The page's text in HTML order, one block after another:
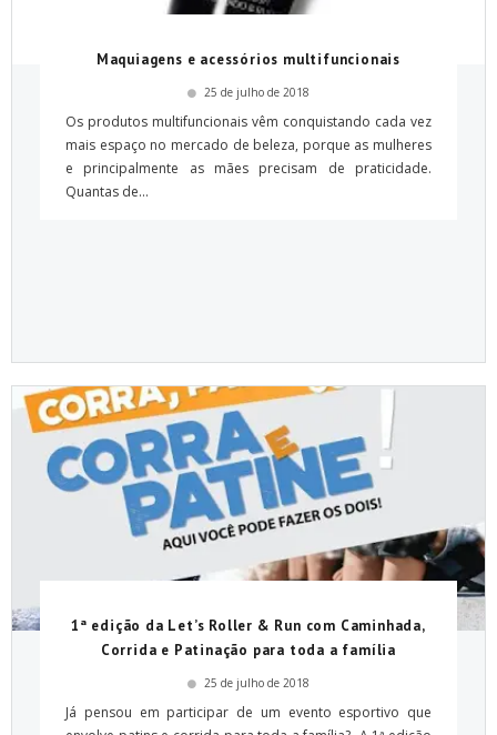
Maquiagens e acessórios multifuncionais
25 de julho de 2018
Os produtos multifuncionais vêm conquistando cada vez
mais espaço no mercado de beleza, porque as mulheres
e principalmente as mães precisam de praticidade.
Quantas de...
1ª edição da Let’s Roller & Run com Caminhada,
Corrida e Patinação para toda a família
25 de julho de 2018
Já pensou em participar de um evento esportivo que